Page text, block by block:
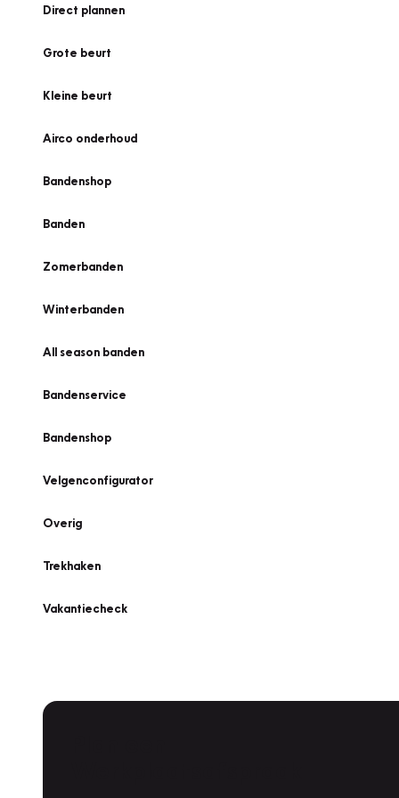
Direct plannen
Grote beurt
Kleine beurt
Airco onderhoud
Bandenshop
Banden
Zomerbanden
Winterbanden
All season banden
Bandenservice
Bandenshop
Velgenconfigurator
Overig
Trekhaken
Vakantiecheck